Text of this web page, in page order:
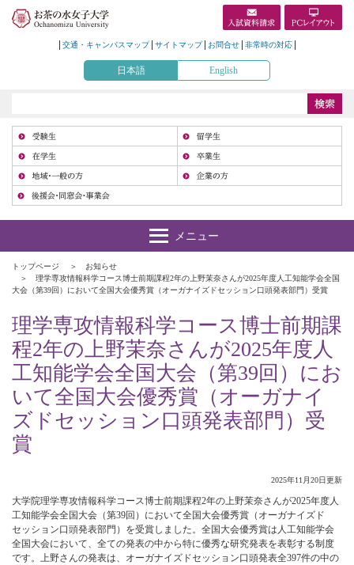
交通・キャンパスマップ サイトマップ お問合せ 非常時の対応
日本語 English
トップページ
お知らせ
理学専攻情報科学コース博士前期課程2年の上野茉奈さんが2025年度人工知能学会全国
大会（第39回）において全国大会優秀賞（オーガナイズドセッション口頭発表部門）受賞
理学専攻情報科学コース博士前期課
程2年の上野茉奈さんが2025年度人
工知能学会全国大会（第39回）にお
いて全国大会優秀賞（オーガナイ
ズドセッション口頭発表部門）受
賞
2025年11月20日更新
大学院理学専攻情報科学コース博士前期課程2年の上野茉奈さんが2025年度人
工知能学会全国大会（第39回）において全国大会優秀賞（オーガナイズド
セッション口頭発表部門）を受賞しました。全国大会優秀賞は人工知能学会
全国大会において、全ての発表の中から特に優秀な研究発表を表彰する制度
です。上野さんの発表は、オーガナイズドセッション口頭発表全397件の中の